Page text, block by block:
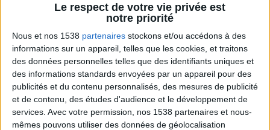
Le respect de votre vie privée est
notre priorité
Nous et nos 1538 partenaires stockons et/ou accédons à des
informations sur un appareil, telles que les cookies, et traitons
des données personnelles telles que des identifiants uniques et
des informations standards envoyées par un appareil pour des
publicités et du contenu personnalisés, des mesures de publicité
et de contenu, des études d'audience et le développement de
services. Avec votre permission, nos 1538 partenaires et nous-
mêmes pouvons utiliser des données de géolocalisation
Savane, LU, Pepito, Harrys... Que valent vraiment
ces gâteaux ?
Webinaires en direct Voir tout